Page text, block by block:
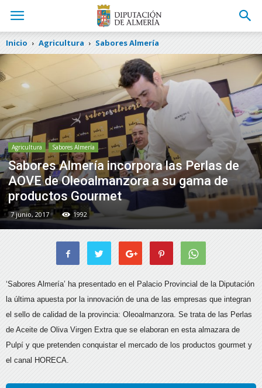
Inicio Agricultura Sabores Almería
Agricultura Sabores Almería
Sabores Almería incorpora las Perlas de
AOVE de Oleoalmanzora a su gama de
productos Gourmet
7 junio, 2017 1992
‘Sabores Almería’ ha presentado en el Palacio Provincial de la Diputación
la última apuesta por la innovación de una de las empresas que integran
el sello de calidad de la provincia: Oleoalmanzora. Se trata de las Perlas
de Aceite de Oliva Virgen Extra que se elaboran en esta almazara de
Pulpí y que pretenden conquistar el mercado de los productos gourmet y
el canal HORECA.